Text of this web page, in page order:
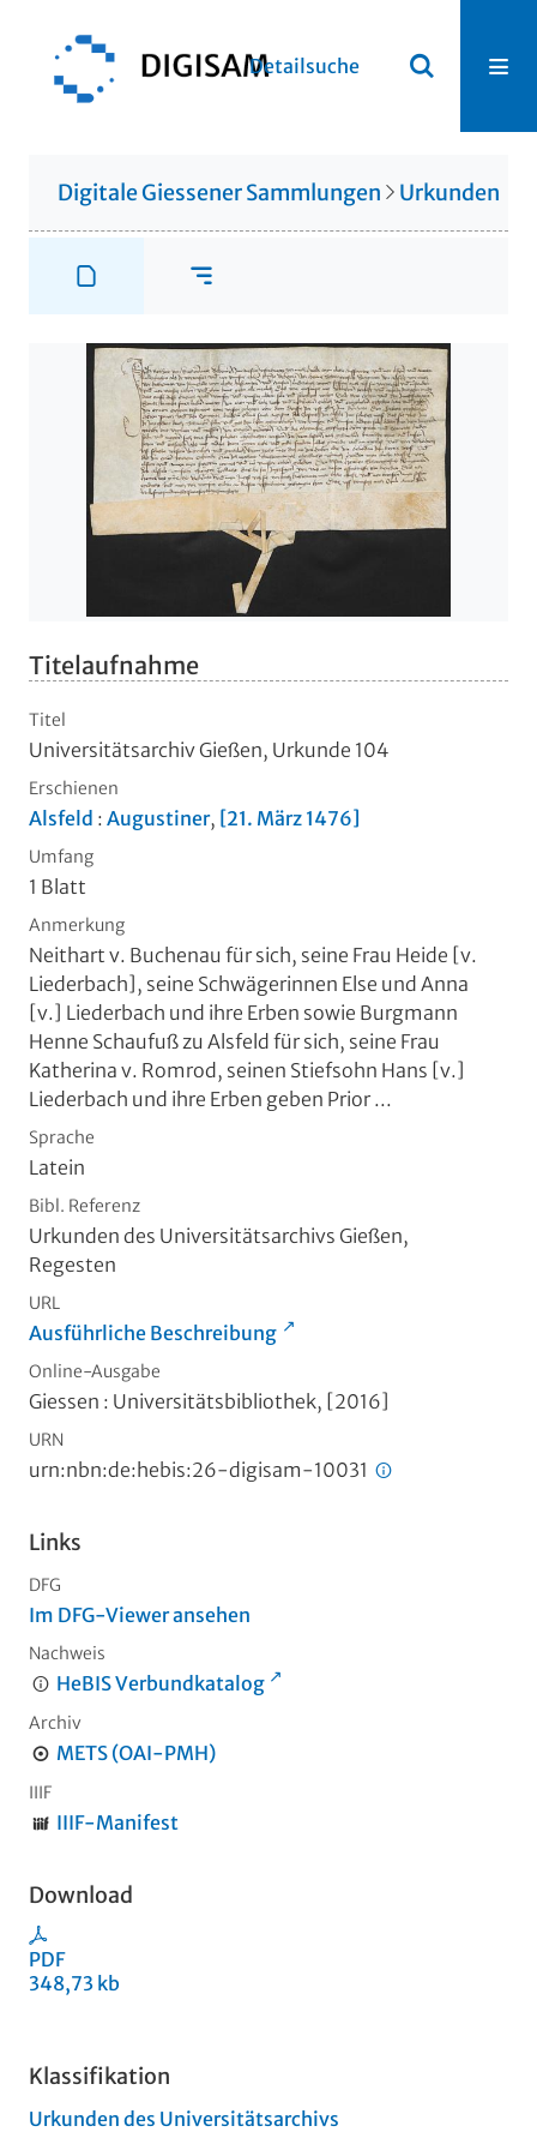
Detailsuche
Digitale Giessener Sammlungen Urkunden
Titelaufnahme
Titel
Universitätsarchiv Gießen, Urkunde 104
Erschienen
Alsfeld : Augustiner, [21. März 1476]
Umfang
1 Blatt
Anmerkung
Neithart v. Buchenau für sich, seine Frau Heide [v.
Liederbach], seine Schwägerinnen Else und Anna
[v.] Liederbach und ihre Erben sowie Burgmann
Henne Schaufuß zu Alsfeld für sich, seine Frau
Katherina v. Romrod, seinen Stiefsohn Hans [v.]
Liederbach und ihre Erben geben Prior ...
Sprache
Latein
Bibl. Referenz
Urkunden des Universitätsarchivs Gießen,
Regesten
URL
Ausführliche Beschreibung
Online-Ausgabe
Giessen : Universitätsbibliothek, [2016]
URN
urn:nbn:de:hebis:26-digisam-10031
Links
DFG
Im DFG-Viewer ansehen
Nachweis
HeBIS Verbundkatalog
Archiv
METS (OAI-PMH)
IIIF
IIIF-Manifest
Download
PDF
348,73 kb
Klassifikation
Urkunden des Universitätsarchivs